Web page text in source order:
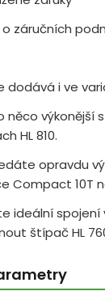
záručních
dodává i ve
něco výkonější
HL 810.
opravdu
Compact 10T
ideální spojení
štípač HL